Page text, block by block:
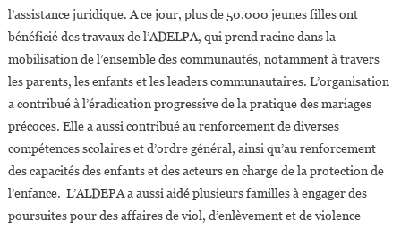
l’assistance juridique. A ce jour, plus de 50.000 jeunes filles ont
bénéficié des travaux de l’ADELPA, qui prend racine dans la
mobilisation de l’ensemble des communautés, notamment à travers
les parents, les enfants et les leaders communautaires. L’organisation
a contribué à l’éradication progressive de la pratique des mariages
précoces. Elle a aussi contribué au renforcement de diverses
compétences scolaires et d’ordre général, ainsi qu’au renforcement
des capacités des enfants et des acteurs en charge de la protection de
l’enfance. L’ALDEPA a aussi aidé plusieurs familles à engager des
poursuites pour des affaires de viol, d’enlèvement et de violence